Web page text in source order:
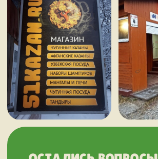
НАШИ КОНТАКТЫ
Мурманск,
переулок Терский, 4
11:00–19:00
ежедневно
+7 (909) 563-11-00
Коптильни
НАШИМ КЛИЕНТАМ
Оплата и доставка
Отзывы о нас
Все контакты
Политика